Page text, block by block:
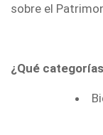
sobre el
¿Qué